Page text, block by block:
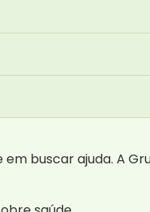
buscar ajuda. A